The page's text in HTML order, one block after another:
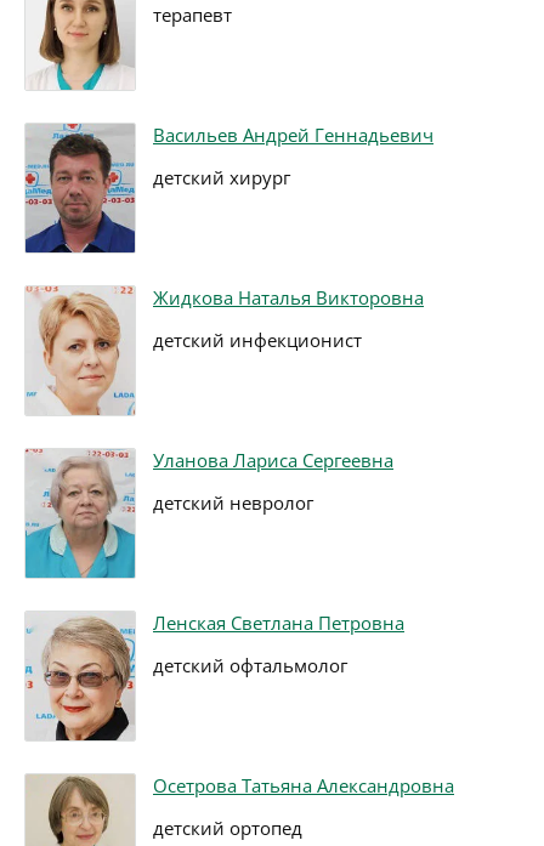
терапевт
Васильев Андрей Геннадьевич
детский хирург
Жидкова Наталья Викторовна
детский инфекционист
Уланова Лариса Сергеевна
детский невролог
Ленская Светлана Петровна
детский офтальмолог
Осетрова Татьяна Александровна
детский ортопед